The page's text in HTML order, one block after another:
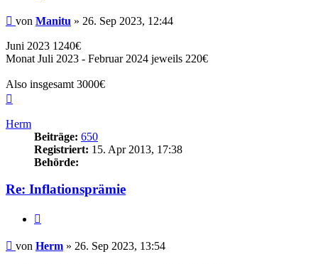
Beitrag
von Manitu » 26. Sep 2023, 12:44
Juni 2023 1240€
Monat Juli 2023 - Februar 2024 jeweils 220€
Also insgesamt 3000€
Herm
Beiträge: 650
Registriert: 15. Apr 2013, 17:38
Behörde:
Re: Inflationsprämie
Beitrag
von Herm » 26. Sep 2023, 13:54